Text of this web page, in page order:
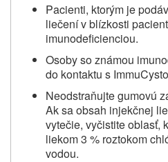
Pacienti, ktorým je
liečení v blízkosti
imunodeficienciou.
Osoby so známou
do kontaktu s
Neodstraňujte gumovú
Ak sa obsah injekčnej
vytečie, vyčistite oblasť,
liekom 3 % roztokom
vodou.